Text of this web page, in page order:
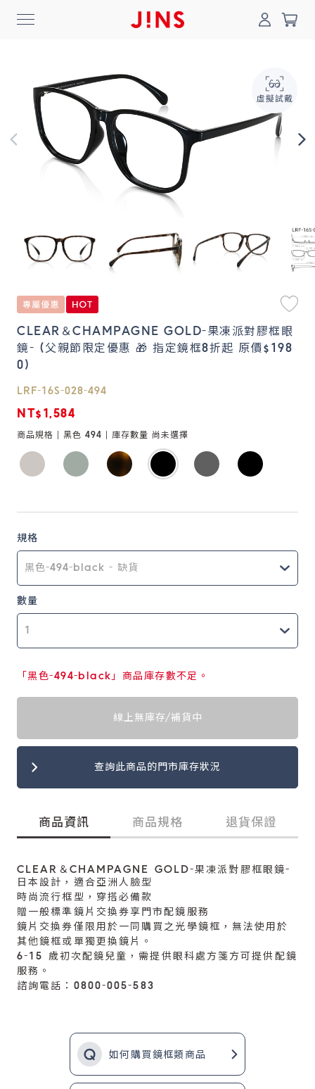
登入/註冊 門市一覽 我的最愛
最新消息
Collection
Online Shop
鏡片說明
Lens
常見問題
FAQ
0
CLEAR＆CHAMPAGNE GOLD-果凍派對膠框眼
鏡- (父親節限定優惠 🎁 指定鏡框8折起 原價$198
0)
LRF-16S-028-494
NT$1,584
商品規格 | 黑色 494 | 庫存數量 尚未選擇
規格
數量
「黑色-494-black」商品庫存數不足。
線上無庫存/補貨中
查詢此商品的門市庫存狀況
商品資訊 商品規格 退貨保證
CLEAR＆CHAMPAGNE GOLD-果凍派對膠框眼鏡-
日本設計，適合亞洲人臉型
時尚流行框型，穿搭必備款
贈一般標準鏡片交換券享門市配鏡服務
鏡片交換券僅限用於一同購買之光學鏡框，無法使用於
其他鏡框或單獨更換鏡片。
6-15 歲初次配鏡兒童，需提供眼科處方箋方可提供配鏡
服務。
諮詢電話：0800-005-583
如何購買鏡框類商品